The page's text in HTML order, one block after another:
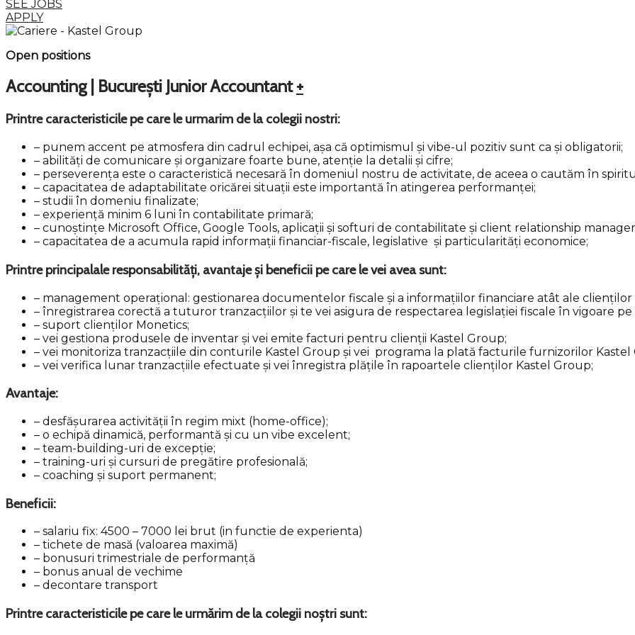
SEE JOBS
APPLY
Open positions
Accounting | București Junior Accountant+
Printre caracteristicile pe care le urmarim de la colegii nostri:
– punem accent pe atmosfera din cadrul echipei, așa că optimismul și vibe-ul pozitiv sunt ca și obligatorii;
– abilități de comunicare și organizare foarte bune, atenție la detalii și cifre;
– perseverența este o caracteristică necesară în domeniul nostru de activitate, de aceea o cautăm în
– capacitatea de adaptabilitate oricărei situații este importantă în atingerea performanței;
– studii în domeniu finalizate;
– experiență minim 6 luni în contabilitate primară;
– cunoștințe Microsoft Office, Google Tools, aplicații și softuri de contabilitate și client relationship
– capacitatea de a acumula rapid informații financiar-fiscale, legislative și particularități economice;
Printre principalale responsabilități, avantaje și beneficii pe care le vei avea sunt:
– management operațional: gestionarea documentelor fiscale și a informațiilor financiare atât ale clienților
– înregistrarea corectă a tuturor tranzacțiilor și te vei asigura de respectarea legislației fiscale în vigoare
– suport clienților Monetics;
– vei gestiona produsele de inventar și vei emite facturi pentru clienții Kastel Group;
– vei monitoriza tranzacțiile din conturile Kastel Group și vei programa la plată facturile furnizorilor Kastel
– vei verifica lunar tranzacțiile efectuate și vei înregistra plățile în rapoartele clienților Kastel Group;
Avantaje:
– desfășurarea activității în regim mixt (home-office);
– o echipă dinamică, performantă și cu un vibe excelent;
– team-building-uri de excepție;
– training-uri și cursuri de pregătire profesională;
– coaching și suport permanent;
Beneficii:
– salariu fix: 4500 – 7000 lei brut (in functie de experienta)
– tichete de masă (valoarea maximă)
– bonusuri trimestriale de performanță
– bonus anual de vechime
– decontare transport
Printre caracteristicile pe care le urmărim de la colegii noștri sunt: